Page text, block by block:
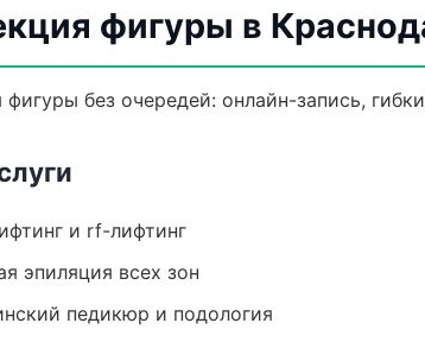
фигуры в
фигуры без очередей: онлайн-запись,
и rf-лифтинг
эпиляция всех зон
педикюр и подология